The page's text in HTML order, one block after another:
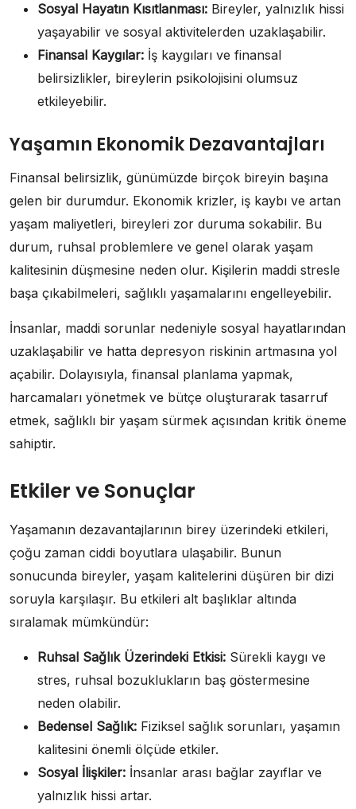
Sosyal Hayatın Kısıtlanması: Bireyler, yalnızlık hissi
yaşayabilir ve sosyal aktivitelerden uzaklaşabilir.
Finansal Kaygılar: İş kaygıları ve finansal
belirsizlikler, bireylerin psikolojisini olumsuz
etkileyebilir.
Yaşamın Ekonomik Dezavantajları
Finansal belirsizlik, günümüzde birçok bireyin başına
gelen bir durumdur. Ekonomik krizler, iş kaybı ve artan
yaşam maliyetleri, bireyleri zor duruma sokabilir. Bu
durum, ruhsal problemlere ve genel olarak yaşam
kalitesinin düşmesine neden olur. Kişilerin maddi stresle
başa çıkabilmeleri, sağlıklı yaşamalarını engelleyebilir.
İnsanlar, maddi sorunlar nedeniyle sosyal hayatlarından
uzaklaşabilir ve hatta depresyon riskinin artmasına yol
açabilir. Dolayısıyla, finansal planlama yapmak,
harcamaları yönetmek ve bütçe oluşturarak tasarruf
etmek, sağlıklı bir yaşam sürmek açısından kritik öneme
sahiptir.
Etkiler ve Sonuçlar
Yaşamanın dezavantajlarının birey üzerindeki etkileri,
çoğu zaman ciddi boyutlara ulaşabilir. Bunun
sonucunda bireyler, yaşam kalitelerini düşüren bir dizi
soruyla karşılaşır. Bu etkileri alt başlıklar altında
sıralamak mümkündür:
Ruhsal Sağlık Üzerindeki Etkisi: Sürekli kaygı ve
stres, ruhsal bozuklukların baş göstermesine
neden olabilir.
Bedensel Sağlık: Fiziksel sağlık sorunları, yaşamın
kalitesini önemli ölçüde etkiler.
Sosyal İlişkiler: İnsanlar arası bağlar zayıflar ve
yalnızlık hissi artar.